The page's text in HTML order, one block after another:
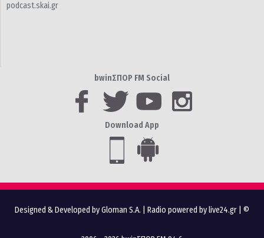
podcast.skai.gr
bwinΣΠΟΡ FM Social
Download App
Designed & Developed by Gloman S.A. Radio powered by live24.gr | ©